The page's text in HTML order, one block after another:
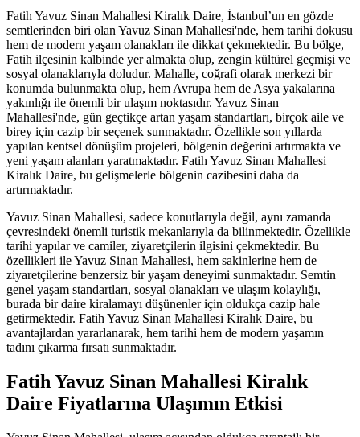
Fatih Yavuz Sinan Mahallesi Kiralık Daire, İstanbul’un en gözde
semtlerinden biri olan Yavuz Sinan Mahallesi'nde, hem tarihi dokusu
hem de modern yaşam olanakları ile dikkat çekmektedir. Bu bölge,
Fatih ilçesinin kalbinde yer almakta olup, zengin kültürel geçmişi ve
sosyal olanaklarıyla doludur. Mahalle, coğrafi olarak merkezi bir
konumda bulunmakta olup, hem Avrupa hem de Asya yakalarına
yakınlığı ile önemli bir ulaşım noktasıdır. Yavuz Sinan
Mahallesi'nde, gün geçtikçe artan yaşam standartları, birçok aile ve
birey için cazip bir seçenek sunmaktadır. Özellikle son yıllarda
yapılan kentsel dönüşüm projeleri, bölgenin değerini artırmakta ve
yeni yaşam alanları yaratmaktadır. Fatih Yavuz Sinan Mahallesi
Kiralık Daire, bu gelişmelerle bölgenin cazibesini daha da
artırmaktadır.
Yavuz Sinan Mahallesi, sadece konutlarıyla değil, aynı zamanda
çevresindeki önemli turistik mekanlarıyla da bilinmektedir. Özellikle
tarihi yapılar ve camiler, ziyaretçilerin ilgisini çekmektedir. Bu
özellikleri ile Yavuz Sinan Mahallesi, hem sakinlerine hem de
ziyaretçilerine benzersiz bir yaşam deneyimi sunmaktadır. Semtin
genel yaşam standartları, sosyal olanakları ve ulaşım kolaylığı,
burada bir daire kiralamayı düşünenler için oldukça cazip hale
getirmektedir. Fatih Yavuz Sinan Mahallesi Kiralık Daire, bu
avantajlardan yararlanarak, hem tarihi hem de modern yaşamın
tadını çıkarma fırsatı sunmaktadır.
Fatih Yavuz Sinan Mahallesi Kiralık
Daire Fiyatlarına Ulaşımın Etkisi